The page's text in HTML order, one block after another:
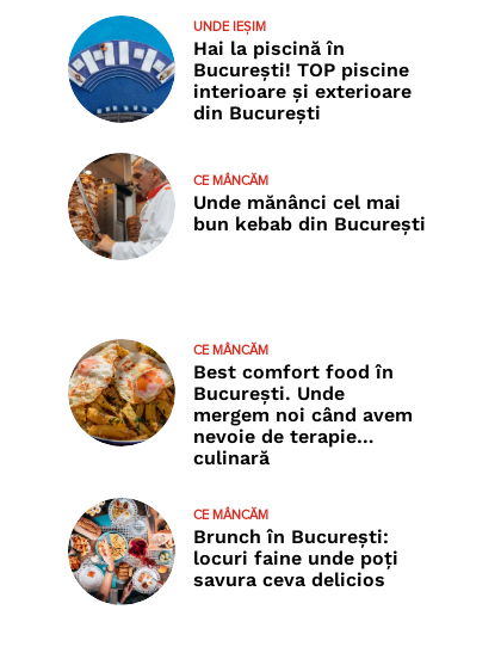
UNDE IEȘIM
Hai la piscină în
București! TOP piscine
interioare și exterioare
din București
CE MÂNCĂM
Unde mănânci cel mai
bun kebab din București
CE MÂNCĂM
Best comfort food în
București. Unde
mergem noi când avem
nevoie de terapie…
culinară
CE MÂNCĂM
Brunch în București:
locuri faine unde poţi
savura ceva delicios